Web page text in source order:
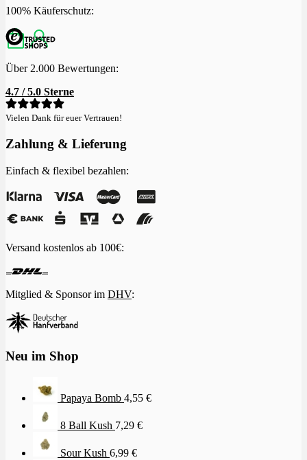
100% Käuferschutz:
Über 2.000 Bewertungen:
4.7 / 5.0 Sterne
Vielen Dank für euer Vertrauen!
Zahlung & Lieferung
Einfach & flexibel bezahlen:
Versand kostenlos ab 100€:
Mitglied & Sponsor im DHV:
Neu im Shop
Papaya Bomb 4,55 €
8 Ball Kush 7,29 €
Sour Kush 6,99 €